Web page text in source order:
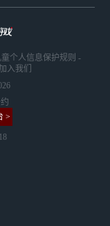
个人信息保护规则 -
加入我们
>